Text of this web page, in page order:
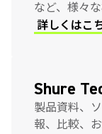
など、様々
詳しくはこ
Shure
製品資料、
報、比較、